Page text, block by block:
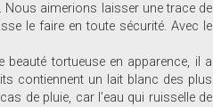
Nous aimerions laisser une trace de
le faire en toute sécurité. Avec le
beauté tortueuse en apparence, il a
contiennent un lait blanc des plus
de pluie, car l’eau qui ruisselle de